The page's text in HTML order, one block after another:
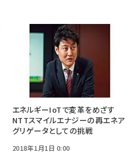
エネルギーIoTで変革をめざす
NTTスマイルエナジーの再エネア
グリゲータとしての挑戦
2018年1月1日 0:00